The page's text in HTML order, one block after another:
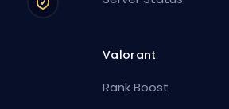
Valorant
Rank Boost